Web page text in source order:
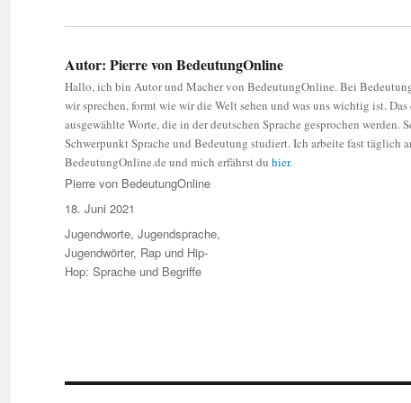
Autor: Pierre von BedeutungOnline
Hallo, ich bin Autor und Macher von BedeutungOnline. Bei
wir sprechen, formt wie wir die Welt sehen und was uns wichtig ist.
ausgewählte Worte, die in der deutschen Sprache gesprochen
Schwerpunkt Sprache und Bedeutung studiert. Ich arbeite fast
BedeutungOnline.de und mich erfährst du hier.
Autor
Pierre von BedeutungOnline
Veröffentlicht
am
18. Juni 2021
Kategorien
Jugendworte, Jugendsprache,
Jugendwörter, Rap und Hip-
Hop: Sprache und Begriffe